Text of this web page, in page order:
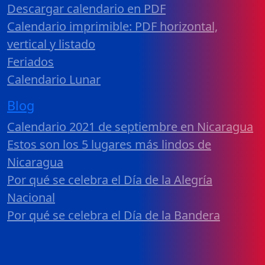
Descargar calendario en PDF
Calendario imprimible: PDF horizontal,
vertical y listado
Feriados
Calendario Lunar
Blog
Calendario 2021 de septiembre en Nicaragua
Estos son los 5 lugares más lindos de
Nicaragua
Por qué se celebra el Día de la Alegría
Nacional
Por qué se celebra el Día de la Bandera